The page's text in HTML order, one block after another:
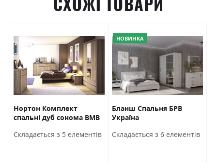
СХОЖІ ТОВАРИ
Нортон Комплект
спальні дуб сонома ВМВ
Cкладається з 5 елементів
НОВИНКА
Бланш Спальня БРВ
Україна
Cкладається з 6 елементів